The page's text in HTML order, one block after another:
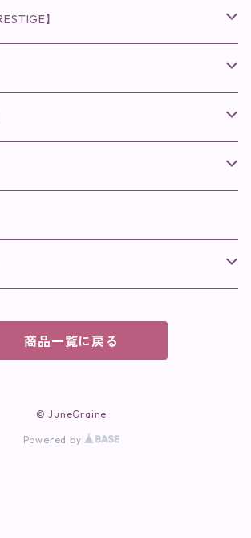
アクレス
セット(包装あり)
ース 】
商品一覧に戻る
© JuneGraine
Powered by